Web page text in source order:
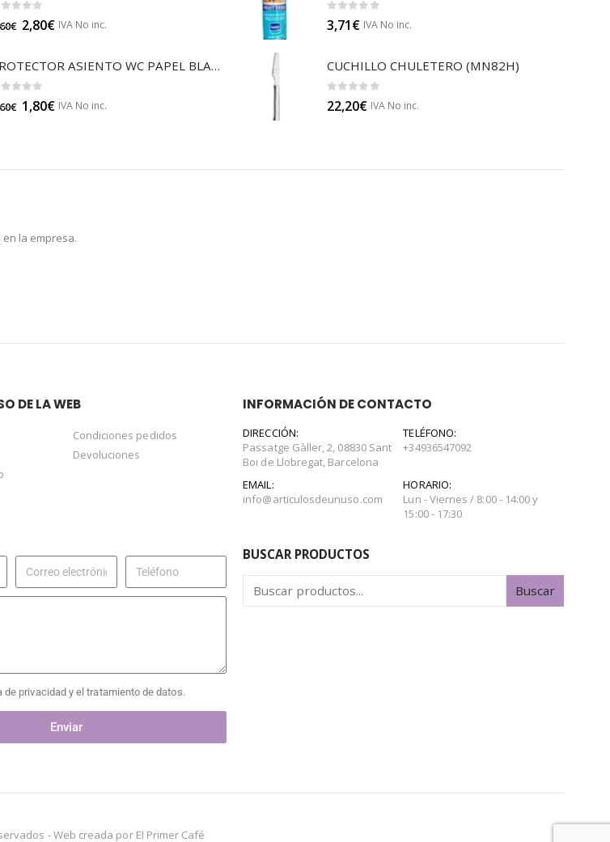
out of 5
€ 2,80€ IVA No inc.
PROTECTOR ASIENTO WC PAPEL BLANCO (GP16213)
out of 5
€ 1,80€ IVA No inc.
0 out of 5
3,71€ IVA No inc.
CUCHILLO CHULETERO (MN82H)
0 out of 5
22,20€ IVA No inc.
la empresa.
DE LA WEB
Condiciones pedidos
Devoluciones
de privacidad y el tratamiento de datos.
Enviar
INFORMACIÓN DE CONTACTO
DIRECCIÓN:
Passatge Gàller, 2, 08830 Sant
Boi de Llobregat, Barcelona
TELÉFONO:
+34936547092
EMAIL:
info@articulosdeunuso.com
HORARIO:
Lun - Viernes / 8:00 - 14:00 y
15:00 - 17:30
BUSCAR PRODUCTOS
Buscar
-Web creada por El Primer Café